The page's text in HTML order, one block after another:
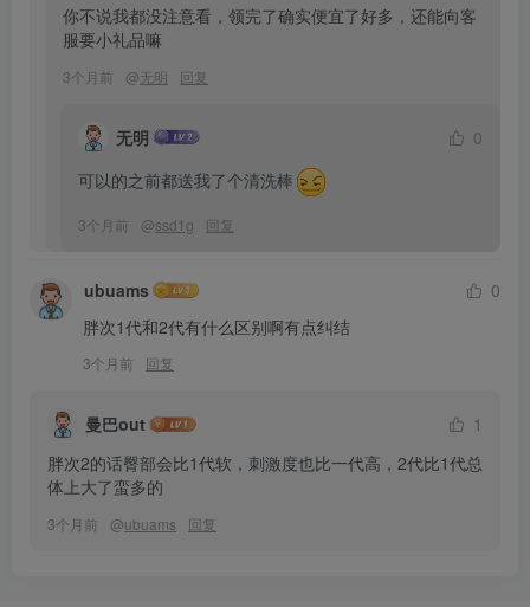
你不说我都没注意看，领完了确实便宜了好多，还能向客
服要小礼品嘛
3个月前 @无明 回复
无明
0
可以的之前都送我了个清洗棒
3个月前 @ssd1g 回复
ubuams
0
胖次1代和2代有什么区别啊有点纠结
3个月前 回复
曼巴out
1
胖次2的话臀部会比1代软，刺激度也比一代高，2代比1代总
体上大了蛮多的
3个月前 @ubuams 回复